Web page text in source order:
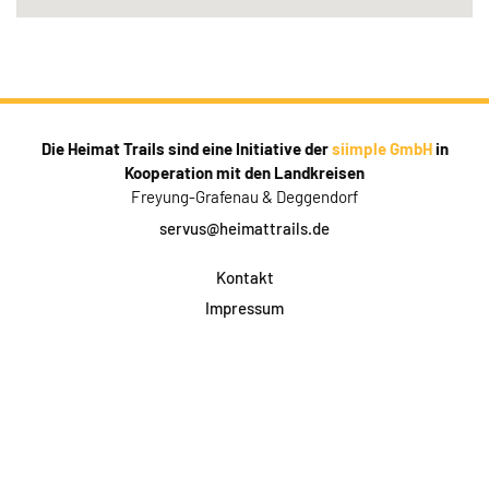
Die Heimat Trails sind eine Initiative dersiimple GmbHin
Kooperation mit den Landkreisen
Freyung-Grafenau & Deggendorf
servus@heimattrails.de
Kontakt
Impressum